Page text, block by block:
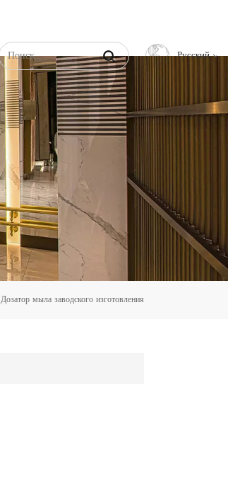
Русский
English
Русский
Español
中文
Дозатор мыла заводского изготовления